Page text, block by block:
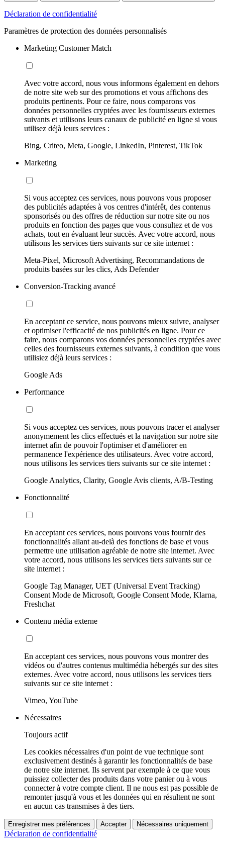
Déclaration de confidentialité
Paramètres de protection des données personnalisés
Marketing Customer Match
Avec votre accord, nous vous informons également en dehors
de notre site web sur des promotions et vous affichons des
produits pertinents. Pour ce faire, nous comparons vos
données personnelles cryptées avec les fournisseurs externes
suivants et utilisons leurs canaux de publicité en ligne si vous
utilisez déjà leurs services :
Bing, Criteo, Meta, Google, LinkedIn, Pinterest, TikTok
Marketing
Si vous acceptez ces services, nous pouvons vous proposer
des publicités adaptées à vos centres d'intérêt, des contenus
sponsorisés ou des offres de réduction sur notre site ou nos
produits en fonction des pages que vous consultez et de vos
achats, tout en évaluant leur succès. Avec votre accord, nous
utilisons les services tiers suivants sur ce site internet :
Meta-Pixel, Microsoft Advertising, Recommandations de
produits basées sur les clics, Ads Defender
Conversion-Tracking avancé
En acceptant ce service, nous pouvons mieux suivre, analyser
et optimiser l'efficacité de nos publicités en ligne. Pour ce
faire, nous comparons vos données personnelles cryptées avec
celles des fournisseurs externes suivants, à condition que vous
utilisiez déjà leurs services :
Google Ads
Performance
Si vous acceptez ces services, nous pouvons tracer et analyser
anonymement les clics effectués et la navigation sur notre site
internet afin de pouvoir l'optimiser et d'améliorer en
permanence l'expérience des utilisateurs. Avec votre accord,
nous utilisons les services tiers suivants sur ce site internet :
Google Analytics, Clarity, Google Avis clients, A/B-Testing
Fonctionnalité
En acceptant ces services, nous pouvons vous fournir des
fonctionnalités allant au-delà des fonctions de base et vous
permettre une utilisation agréable de notre site internet. Avec
votre accord, nous utilisons les services tiers suivants sur ce
site internet :
Google Tag Manager, UET (Universal Event Tracking)
Consent Mode de Microsoft, Google Consent Mode, Klarna,
Freshchat
Contenu média externe
En acceptant ces services, nous pouvons vous montrer des
vidéos ou d'autres contenus multimédia hébergés sur des sites
externes. Avec votre accord, nous utilisons les services tiers
suivants sur ce site internet :
Vimeo, YouTube
Nécessaires
Toujours actif
Les cookies nécessaires d'un point de vue technique sont
exclusivement destinés à garantir les fonctionnalités de base
de notre site internet. Ils servent par exemple à ce que vous
puissiez collecter des produits dans votre panier ou à vous
connecter à votre compte client. Il ne nous est pas possible de
remonter jusqu'à vous et les données qui en résultent ne sont
en aucun cas transmises à des tiers.
Enregistrer mes préférences Accepter Nécessaires uniquement
Déclaration de confidentialité